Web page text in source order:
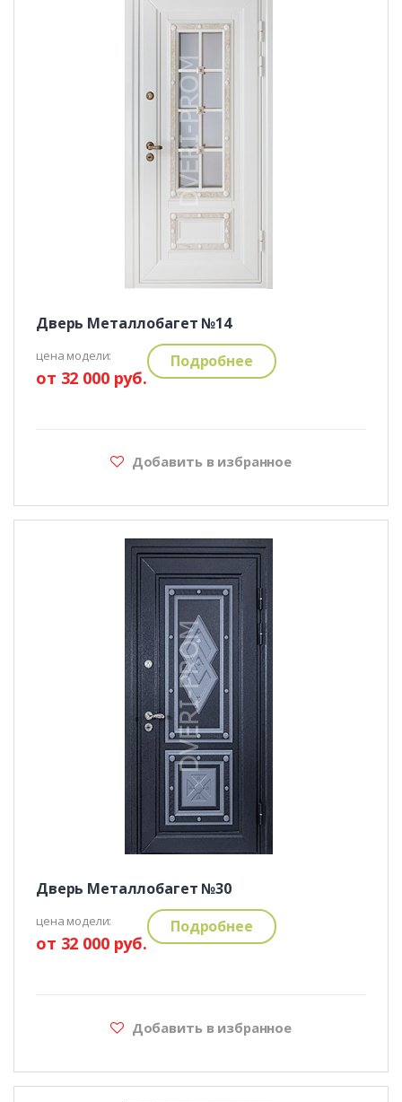
Дверь Металлобагет №14
цена модели:
от 32 000 руб.
Подробнее
Добавить в избранное
Дверь Металлобагет №30
цена модели:
от 32 000 руб.
Подробнее
Добавить в избранное